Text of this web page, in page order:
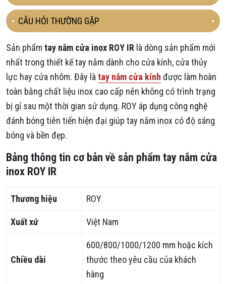
CÂU HỎI THƯỜNG GẶP
Sản phẩm tay nắm cửa inox ROY IR là dòng sản phẩm mới
nhất trong thiết kế tay nắm dành cho cửa kính, cửa thủy
lực hay cửa nhôm. Đây là tay nắm cửa kính được làm hoàn
toàn bằng chất liệu inox cao cấp nên không có trình trạng
bị gỉ sau một thời gian sử dụng. ROY áp dụng công nghệ
đánh bóng tiên tiến hiện đại giúp tay nắm inox có độ sáng
bóng và bền đẹp.
Bảng thông tin cơ bản về sản phẩm tay nắm cửa
inox ROY IR
Thương hiệu ROY
Xuất xứ Việt Nam
Chiều dài
600/800/1000/1200 mm hoặc kích
thước theo yêu cầu của khách
hàng